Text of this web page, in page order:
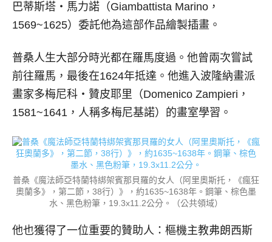
巴蒂斯塔‧馬力諾（Giambattista Marino，
1569~1625）委託他為這部作品繪製插畫。
普桑人生大部分時光都在羅馬度過。他曾兩次嘗試
前往羅馬，最後在1624年抵達。他進入波隆納畫派
畫家多梅尼科‧贊皮耶里（Domenico Zampieri，
1581~1641，人稱多梅尼基諾）的畫室學習。
普桑《魔法師亞特蘭特綁架賓那貝羅的女人（阿里奧斯托，《瘋狂
奧蘭多》，第二節，38行）》，約1635~1638年。鋼筆、棕色墨
水、黑色粉筆，19.3x11.2公分。（公共領域）
他也獲得了一位重要的贊助人：樞機主教弗朗西斯